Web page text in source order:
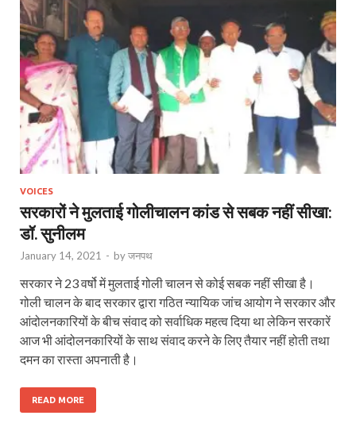
VOICES
सरकारों ने मुलताई गोलीचालन कांड से सबक नहीं सीखा:
डॉ. सुनीलम
January 14, 2021 - byजनपथ
सरकार ने 23 वर्षो में मुलताई गोली चालन से कोई सबक नहीं सीखा है।
गोली चालन के बाद सरकार द्वारा गठित न्यायिक जांच आयोग ने सरकार और
आंदोलनकारियों के बीच संवाद को सर्वाधिक महत्व दिया था लेकिन सरकारें
आज भी आंदोलनकारियों के साथ संवाद करने के लिए तैयार नहीं होती तथा
दमन का रास्ता अपनाती है।
READ MORE